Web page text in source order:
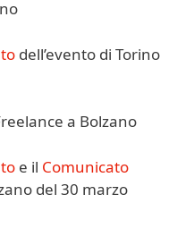
dell’evento di Torino
e il Comunicato
del 30 marzo